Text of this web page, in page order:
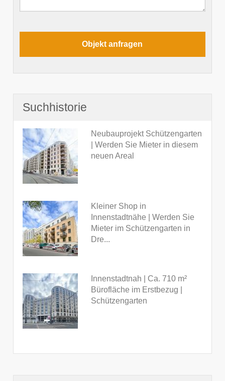
Suchhistorie
Neubauprojekt Schützengarten
| Werden Sie Mieter in diesem
neuen Areal
Kleiner Shop in
Innenstadtnähe | Werden Sie
Mieter im Schützengarten in
Dre...
Innenstadtnah | Ca. 710 m²
Bürofläche im Erstbezug |
Schützengarten